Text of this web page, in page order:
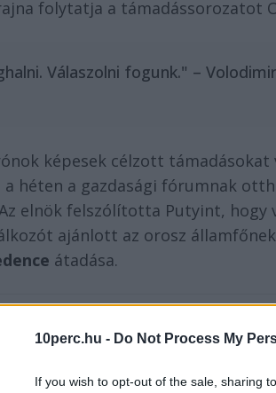
10perc.hu - Do Not Process My
If you wish to opt-out of the sale, sharing
folytatja a támadássorozatot
Válaszolni fogunk." –
képesek célzott támadásokat
a héten a gazdasági fórumnak
elnök felszólította Putyint, hogy
ajánlott az orosz
átadása.
Northfoto